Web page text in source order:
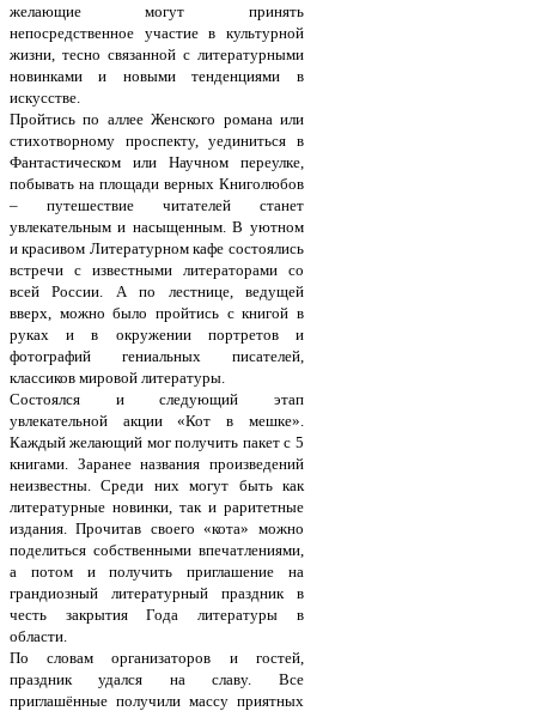
желающие могут принять
непосредственное участие в культурной
жизни, тесно связанной с литературными
новинками и новыми тенденциями в
искусстве.
Пройтись по аллее Женского романа или
стихотворному проспекту, уединиться в
Фантастическом или Научном переулке,
побывать на площади верных Книголюбов
– путешествие читателей станет
увлекательным и насыщенным. В уютном
и красивом Литературном кафе состоялись
встречи с известными литераторами со
всей России. А по лестнице, ведущей
вверх, можно было пройтись с книгой в
руках и в окружении портретов и
фотографий гениальных писателей,
классиков мировой литературы.
Состоялся и следующий этап
увлекательной акции «Кот в мешке».
Каждый желающий мог получить пакет с 5
книгами. Заранее названия произведений
неизвестны. Среди них могут быть как
литературные новинки, так и раритетные
издания. Прочитав своего «кота» можно
поделиться собственными впечатлениями,
а потом и получить приглашение на
грандиозный литературный праздник в
честь закрытия Года литературы в
области.
По словам организаторов и гостей,
праздник удался на славу. Все
приглашённые получили массу приятных